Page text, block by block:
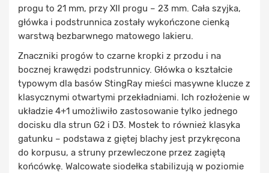
progu to 21 mm, przy XII progu – 23 mm. Cała szyjka,
główka i podstrunnica zostały wykończone cienką
warstwą bezbarwnego matowego lakieru.
Znaczniki progów to czarne kropki z przodu i na
bocznej krawędzi podstrunnicy. Główka o kształcie
typowym dla basów StingRay mieści masywne klucze z
klasycznymi otwartymi przekładniami. Ich rozłożenie w
układzie 4+1 umożliwiło zastosowanie tylko jednego
docisku dla strun G2 i D3. Mostek to również klasyka
gatunku – podstawa z giętej blachy jest przykręcona
do korpusu, a struny przewleczone przez zagiętą
końcówkę. Walcowate siodełka stabilizują w poziomie